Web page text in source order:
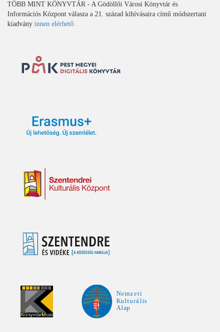
TÖBB MINT KÖNYVTÁR - A Gödöllői Városi Könyvtár és
Információs Központ válasza a 21. század kihívásaira című módszertani
kiadvány innen elérhető.